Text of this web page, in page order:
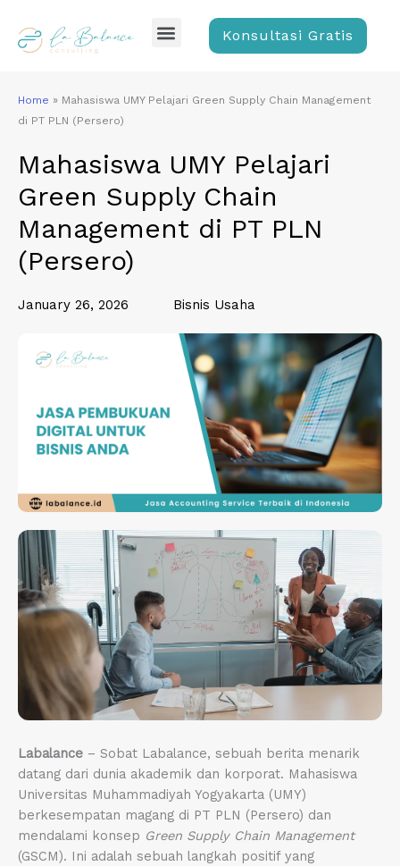
content
Menu Konsultasi Gratis
Home » Mahasiswa UMY Pelajari Green Supply Chain Management
di PT PLN (Persero)
Mahasiswa UMY Pelajari
Green Supply Chain
Management di PT PLN
(Persero)
January 26, 2026 Bisnis Usaha
Labalance – Sobat Labalance, sebuah berita menarik
datang dari dunia akademik dan korporat. Mahasiswa
Universitas Muhammadiyah Yogyakarta (UMY)
berkesempatan magang di PT PLN (Persero) dan
mendalami konsep Green Supply Chain Management
(GSCM). Ini adalah sebuah langkah positif yang